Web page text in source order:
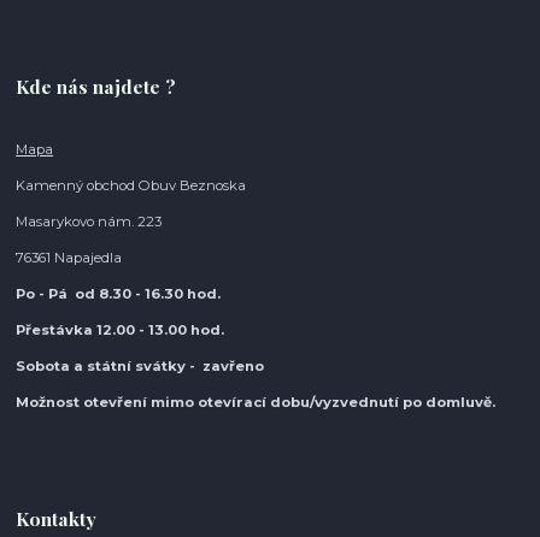
Kde nás najdete ?
Mapa
Kamenný obchod Obuv Beznoska
Masarykovo nám. 223
76361 Napajedla
Po - Pá od 8.30 - 16.30 hod.
Přestávka 12.00 - 13.00 hod.
Sobota a státní svátky - zavřeno
Možnost otevření mimo otevírací dobu/vyzvednutí po domluvě.
Kontakty